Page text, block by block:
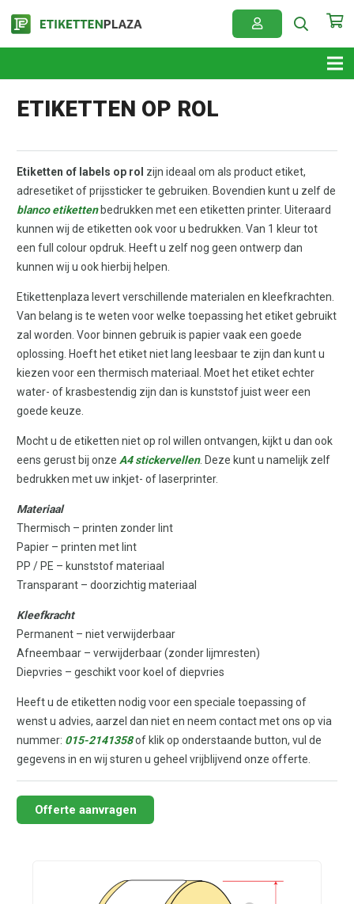
ETIKETTEN OP ROL
Etiketten of labels op rol zijn ideaal om als product etiket,
adresetiket of prijssticker te gebruiken. Bovendien kunt u zelf de
blanco etikettenbedrukken met een etiketten printer. Uiteraard
kunnen wij de etiketten ook voor u bedrukken. Van 1 kleur tot
een full colour opdruk. Heeft u zelf nog geen ontwerp dan
kunnen wij u ook hierbij helpen.
Etikettenplaza levert verschillende materialen en kleefkrachten.
Van belang is te weten voor welke toepassing het etiket gebruikt
zal worden. Voor binnen gebruik is papier vaak een goede
oplossing. Hoeft het etiket niet lang leesbaar te zijn dan kunt u
kiezen voor een thermisch materiaal. Moet het etiket echter
water- of krasbestendig zijn dan is kunststof juist weer een
goede keuze.
Mocht u de etiketten niet op rol willen ontvangen, kijkt u dan ook
eens gerust bij onze A4 stickervellen. Deze kunt u namelijk zelf
bedrukken met uw inkjet- of laserprinter.
Materiaal
Thermisch – printen zonder lint
Papier – printen met lint
PP / PE – kunststof materiaal
Transparant – doorzichtig materiaal
Kleefkracht
Permanent – niet verwijderbaar
Afneembaar – verwijderbaar (zonder lijmresten)
Diepvries – geschikt voor koel of diepvries
Heeft u de etiketten nodig voor een speciale toepassing of
wenst u advies, aarzel dan niet en neem contact met ons op via
nummer: 015-2141358of klik op onderstaande button, vul de
gegevens in en wij sturen u geheel vrijblijvend onze offerte.
Offerte aanvragen